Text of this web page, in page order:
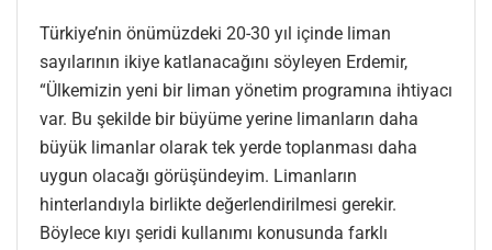
Türkiye’nin önümüzdeki 20-30 yıl içinde liman
sayılarının ikiye katlanacağını söyleyen Erdemir,
“Ülkemizin yeni bir liman yönetim programına ihtiyacı
var. Bu şekilde bir büyüme yerine limanların daha
büyük limanlar olarak tek yerde toplanması daha
uygun olacağı görüşündeyim. Limanların
hinterlandıyla birlikte değerlendirilmesi gerekir.
Böylece kıyı şeridi kullanımı konusunda farklı